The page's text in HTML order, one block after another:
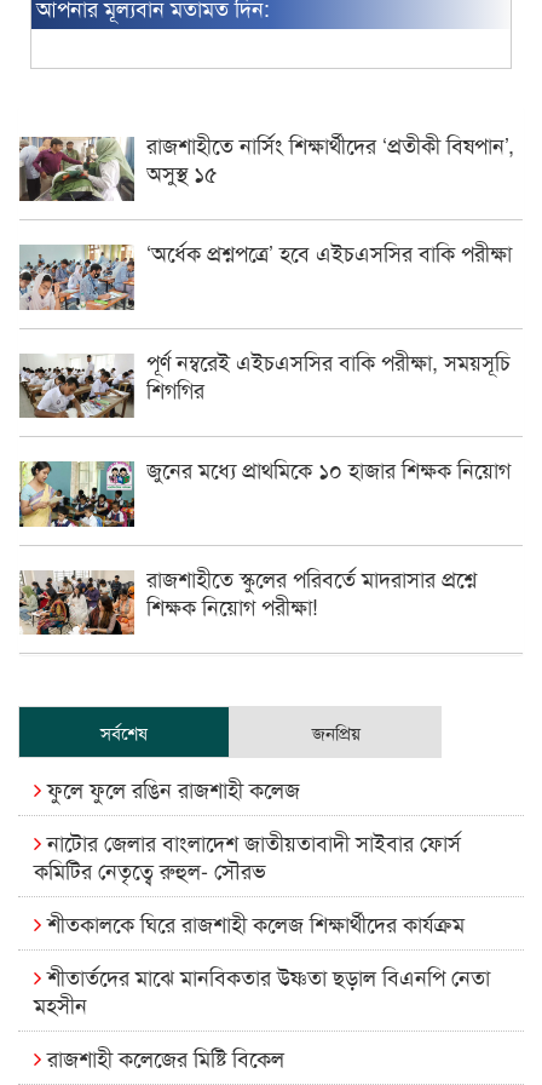
আপনার মূল্যবান মতামত দিন:
রাজশাহীতে নার্সিং শিক্ষার্থীদের ‘প্রতীকী বিষপান’,
অসুস্থ ১৫
‘অর্ধেক প্রশ্নপত্রে’ হবে এইচএসসির বাকি পরীক্ষা
পূর্ণ নম্বরেই এইচএসসির বাকি পরীক্ষা, সময়সূচি
শিগগির
জুনের মধ্যে প্রাথমিকে ১০ হাজার শিক্ষক নিয়োগ
রাজশাহীতে স্কুলের পরিবর্তে মাদরাসার প্রশ্নে
শিক্ষক নিয়োগ পরীক্ষা!
সর্বশেষ জনপ্রিয়
ফুলে ফুলে রঙিন রাজশাহী কলেজ
নাটোর জেলার বাংলাদেশ জাতীয়তাবাদী সাইবার ফোর্স
কমিটির নেতৃত্বে রুহুল- সৌরভ
শীতকালকে ঘিরে রাজশাহী কলেজ শিক্ষার্থীদের কার্যক্রম
শীতার্তদের মাঝে মানবিকতার উষ্ণতা ছড়াল বিএনপি নেতা
মহসীন
রাজশাহী কলেজের মিষ্টি বিকেল